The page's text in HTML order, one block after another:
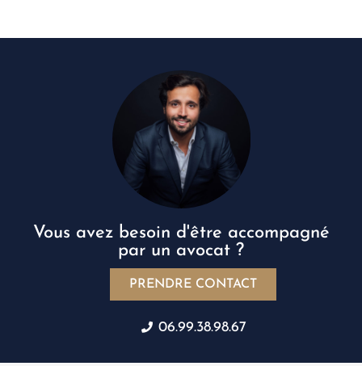
Vous avez besoin d'être accompagné
par un avocat ?
PRENDRE CONTACT
06.99.38.98.67